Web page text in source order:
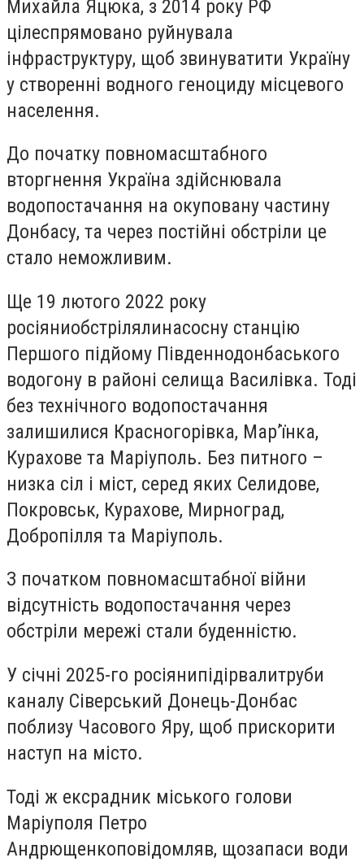
Михайла Яцюка, з 2014 року РФ
цілеспрямовано руйнувала
інфраструктуру, щоб звинуватити Україну
у створенні водного геноциду місцевого
населення.
До початку повномасштабного
вторгнення Україна здійснювала
водопостачання на окуповану частину
Донбасу, та через постійні обстріли це
стало неможливим.
Ще 19 лютого 2022 року
росіяниобстрілялинасосну станцію
Першого підйому Південнодонбаського
водогону в районі селища Василівка. Тоді
без технічного водопостачання
залишилися Красногорівка, Мар’їнка,
Курахове та Маріуполь. Без питного –
низка сіл і міст, серед яких Селидове,
Покровськ, Курахове, Мирноград,
Добропілля та Маріуполь.
З початком повномасштабної війни
відсутність водопостачання через
обстріли мережі стали буденністю.
У січні 2025-го росіянипідірвалитруби
каналу Сіверський Донець-Донбас
поблизу Часового Яру, щоб прискорити
наступ на місто.
Тоді ж ексрадник міського голови
Маріуполя Петро
Андрющенкоповідомляв, щозапаси води